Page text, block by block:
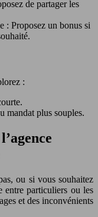
de partager les
: Proposez un bonus si
:
mandat plus souples.
ou si vous souhaitez
entre particuliers ou les
et des inconvénients